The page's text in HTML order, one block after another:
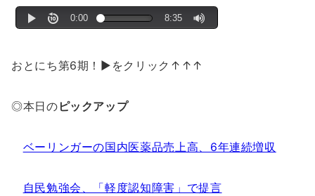
おとにち第6期！▶をクリック↑↑↑
◎本日の ピックアップ
ベーリンガーの国内医薬品売上高、6年連続増収
自民勉強会、「軽度認知障害」で提言